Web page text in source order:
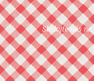
Sledujte nás na: